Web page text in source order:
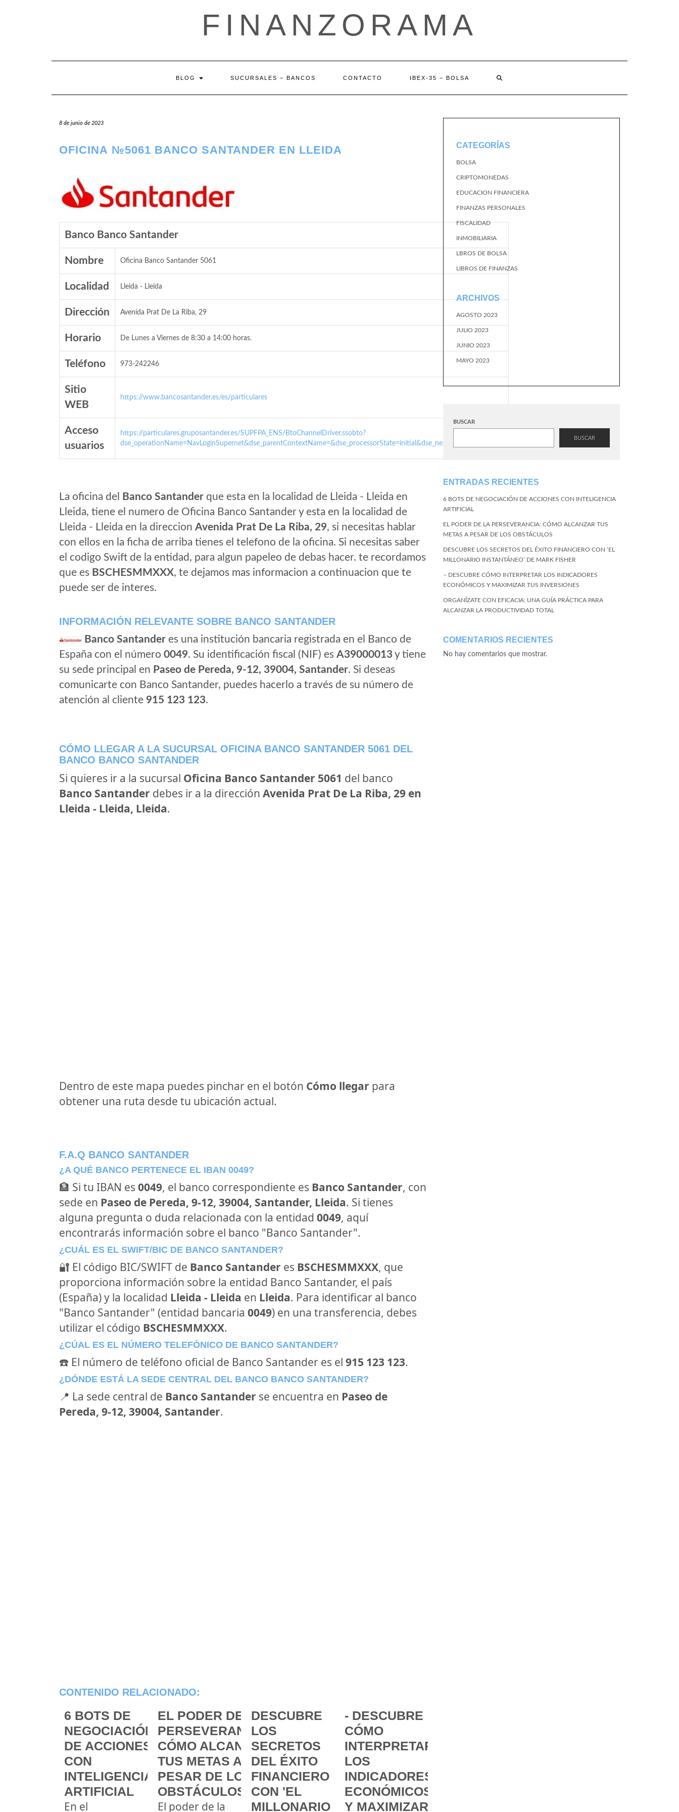
FINANZORAMA
BLOG SUCURSALES – BANCOS CONTACTO IBEX-35 – BOLSA
8 de junio de 2023
OFICINA №5061 BANCO SANTANDER EN LLEIDA
Banco Banco Santander
Nombre Oficina Banco Santander 5061
Localidad Lleida - Lleida
Dirección Avenida Prat De La Riba, 29
Horario De Lunes a Viernes de 8:30 a 14:00 horas.
Teléfono 973-242246
Sitio
WEB
https://www.bancosantander.es/es/particulares
Acceso
usuarios
https://particulares.gruposantander.es/SUPFPA_ENS/BtoChannelDriver.ssobto?
dse_operationName=NavLoginSupernet&dse_parentContextName=&dse_processorState=initial&dse_nextEventName=start
La oficina del Banco Santander que esta en la localidad de Lleida - Lleida en
Lleida, tiene el numero de Oficina Banco Santander y esta en la localidad de
Lleida - Lleida en la direccion Avenida Prat De La Riba, 29, si necesitas hablar
con ellos en la ficha de arriba tienes el telefono de la oficina. Si necesitas saber
el codigo Swift de la entidad, para algun papeleo de debas hacer. te recordamos
que es BSCHESMMXXX, te dejamos mas informacion a continuacion que te
puede ser de interes.
INFORMACIÓN RELEVANTE SOBRE BANCO SANTANDER
Banco Santander es una institución bancaria registrada en el Banco de
España con el número 0049. Su identificación fiscal (NIF) es A39000013y tiene
su sede principal en Paseo de Pereda, 9-12, 39004, Santander. Si deseas
comunicarte con Banco Santander, puedes hacerlo a través de su número de
atención al cliente 915 123 123.
CÓMO LLEGAR A LA SUCURSAL OFICINA BANCO SANTANDER 5061 DEL
BANCO BANCO SANTANDER
Si quieres ir a la sucursal Oficina Banco Santander 5061 del banco
Banco Santander debes ir a la dirección Avenida Prat De La Riba, 29 en
Lleida - Lleida, Lleida.
Dentro de este mapa puedes pinchar en el botón Cómo llegar para
obtener una ruta desde tu ubicación actual.
F.A.Q BANCO SANTANDER
¿A QUÉ BANCO PERTENECE EL IBAN 0049?
🏦 Si tu IBAN es 0049, el banco correspondiente es Banco Santander, con
sede en Paseo de Pereda, 9-12, 39004, Santander, Lleida. Si tienes
alguna pregunta o duda relacionada con la entidad 0049, aquí
encontrarás información sobre el banco "Banco Santander".
¿CUÁL ES EL SWIFT/BIC DE BANCO SANTANDER?
🔐 El código BIC/SWIFT de Banco Santander es BSCHESMMXXX, que
proporciona información sobre la entidad Banco Santander, el país
(España) y la localidad Lleida - Lleida en Lleida. Para identificar al banco
"Banco Santander" (entidad bancaria 0049) en una transferencia, debes
utilizar el código BSCHESMMXXX.
¿CÚAL ES EL NÚMERO TELEFÓNICO DE BANCO SANTANDER?
☎️ El número de teléfono oficial de Banco Santander es el 915 123 123.
¿DÓNDE ESTÁ LA SEDE CENTRAL DEL BANCO BANCO SANTANDER?
📍 La sede central de Banco Santander se encuentra en Paseo de
Pereda, 9-12, 39004, Santander.
CONTENIDO RELACIONADO:
6 BOTS DE
NEGOCIACIÓN
DE ACCIONES
CON
INTELIGENCIA
ARTIFICIAL
En el
EL PODER DE LA
PERSEVERANCIA:
CÓMO ALCANZAR
TUS METAS A
PESAR DE LOS
OBSTÁCULOS
El poder de la
DESCUBRE
LOS
SECRETOS
DEL ÉXITO
FINANCIERO
CON 'EL
MILLONARIO
- DESCUBRE
CÓMO
INTERPRETAR
LOS
INDICADORES
ECONÓMICOS
Y MAXIMIZAR
CATEGORÍAS
BOLSA
CRIPTOMONEDAS
EDUCACION FINANCIERA
FINANZAS PERSONALES
FISCALIDAD
INMOBILIARIA
LBROS DE BOLSA
LIBROS DE FINANZAS
ARCHIVOS
AGOSTO 2023
JULIO 2023
JUNIO 2023
MAYO 2023
BUSCAR
BUSCAR
ENTRADAS RECIENTES
6 BOTS DE NEGOCIACIÓN DE ACCIONES CON INTELIGENCIA
ARTIFICIAL
EL PODER DE LA PERSEVERANCIA: CÓMO ALCANZAR TUS
METAS A PESAR DE LOS OBSTÁCULOS
DESCUBRE LOS SECRETOS DEL ÉXITO FINANCIERO CON ‘EL
MILLONARIO INSTANTÁNEO’ DE MARK FISHER
– DESCUBRE CÓMO INTERPRETAR LOS INDICADORES
ECONÓMICOS Y MAXIMIZAR TUS INVERSIONES
ORGANÍZATE CON EFICACIA: UNA GUÍA PRÁCTICA PARA
ALCANZAR LA PRODUCTIVIDAD TOTAL
COMENTARIOS RECIENTES
No hay comentarios que mostrar.